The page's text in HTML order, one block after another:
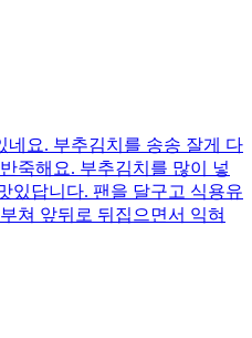
네요. 부추김치를 송송 잘게 다
죽해요. 부추김치를 많이 넣
있답니다. 팬을 달구고 식용유
쳐 앞뒤로 뒤집으면서 익혀